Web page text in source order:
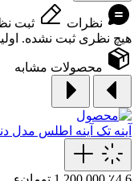
نظرات
ثبت
هیچ نظری ثبت نشده.
محصولات مشابه
آینه تک آینه اطلس مدل